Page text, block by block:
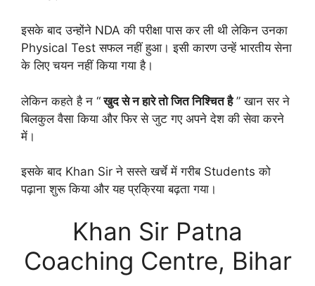
इसके बाद उन्होंने NDA की परीक्षा पास कर ली थी लेकिन उनका
Physical Test सफल नहीं हुआ। इसी कारण उन्हें भारतीय सेना
के लिए चयन नहीं किया गया है।
लेकिन कहते है न “खुद से न हारे तो जित निश्चित है” खान सर ने
बिलकुल वैसा किया और फिर से जुट गए अपने देश की सेवा करने
में।
इसके बाद Khan Sir ने सस्ते खर्चे में गरीब Students को
पढ़ाना शुरू किया और यह प्रक्रिया बढ़ता गया।
Khan Sir Patna
Coaching Centre, Bihar